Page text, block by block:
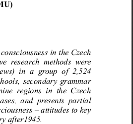
in the Czech
research  methods  were
in  a  group  of  2,524
secondary grammar
regions  in  the  Czech
and  presents  partial
– attitudes to key
after1945.